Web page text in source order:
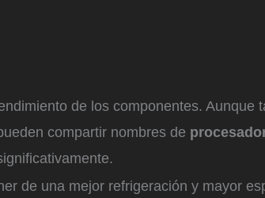
de los componentes. Aunque
compartir nombres de
de una mejor refrigeración y mayor